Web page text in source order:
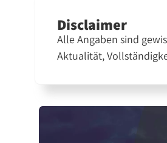
Disclaimer
Alle Angaben sind
Aktualität,